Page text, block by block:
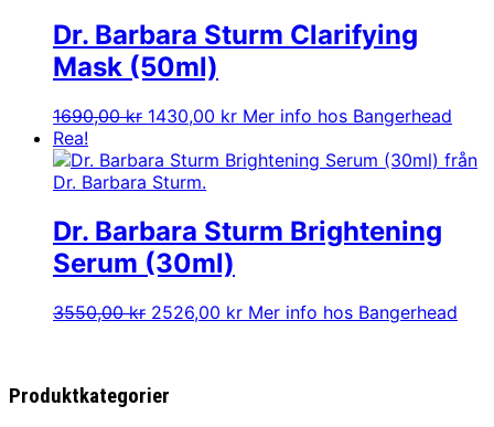
Dr. Barbara Sturm Clarifying
Mask (50ml)
1690,00kr Det
priset
var:
1430,00 krDet
priset
Mer info hos Bangerhead
Rea!
Dr. Barbara Sturm Brightening
Serum (30ml)
3550,00kr Det
3550,00 kr.
2526,00 krDet
Mer info hos Bangerhead
Produktkategorier